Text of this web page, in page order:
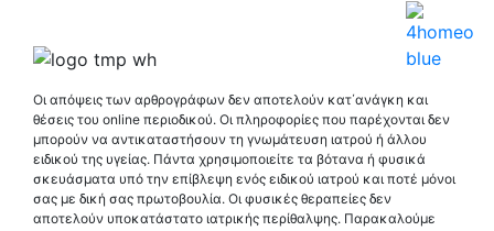
Οι απόψεις των αρθρογράφων δεν αποτελούν κατ΄ανάγκη και
θέσεις του online περιοδικού. Οι πληροφορίες που παρέχονται δεν
μπορούν να αντικαταστήσουν τη γνωμάτευση ιατρού ή άλλου
ειδικού της υγείας. Πάντα χρησιμοποιείτε τα βότανα ή φυσικά
σκευάσματα υπό την επίβλεψη ενός ειδικού ιατρού και ποτέ μόνοι
σας με δική σας πρωτοβουλία. Οι φυσικές θεραπείες δεν
αποτελούν υποκατάστατο ιατρικής περίθαλψης. Παρακαλούμε